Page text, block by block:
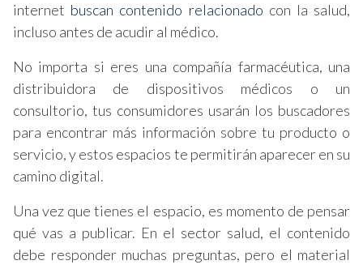
internet buscan contenido relacionado con la salud,
incluso antes de acudir al médico.
No importa si eres una compañía farmacéutica, una
distribuidora de dispositivos médicos o un
consultorio, tus consumidores usarán los buscadores
para encontrar más información sobre tu producto o
servicio, y estos espacios te permitirán aparecer en su
camino digital.
Una vez que tienes el espacio, es momento de pensar
qué vas a publicar. En el sector salud, el contenido
debe responder muchas preguntas, pero el material